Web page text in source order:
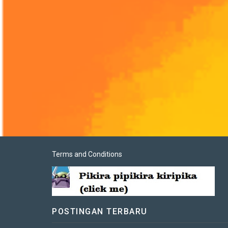
Terms and Conditions
POSTINGAN TERBARU